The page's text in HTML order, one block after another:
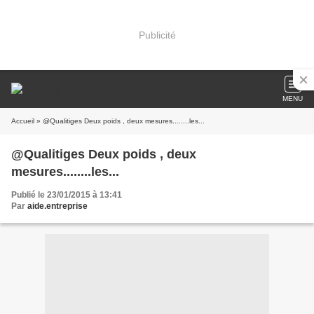
Publicité
MENU
Accueil » @Qualitiges Deux poids , deux mesures........les...
@Qualitiges Deux poids , deux
mesures........les...
Publié le 23/01/2015 à 13:41
Par aide.entreprise